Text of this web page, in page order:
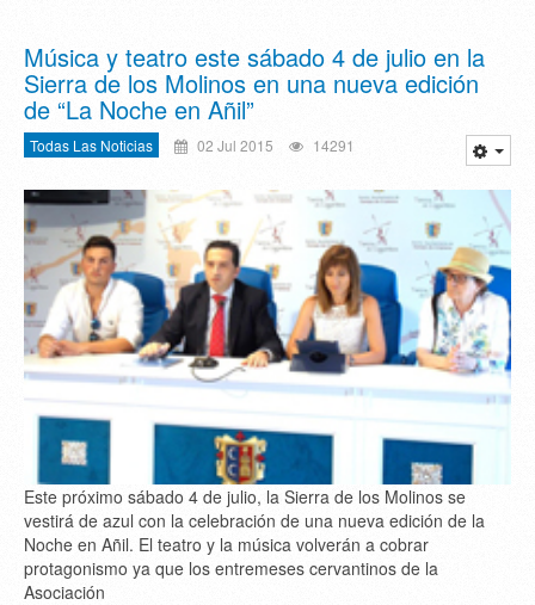
Música y teatro este sábado 4 de julio en la
Sierra de los Molinos en una nueva edición
de “La Noche en Añil”
Todas Las Noticias 02 Jul 2015 14291
Este próximo sábado 4 de julio, la Sierra de los Molinos se
vestirá de azul con la celebración de una nueva edición de la
Noche en Añil. El teatro y la música volverán a cobrar
protagonismo ya que los entremeses cervantinos de la
Asociación